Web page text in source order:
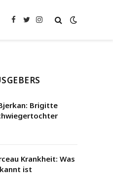
Facebook
TwitterInstagram
Brigitte
Krankheit: Was
ist